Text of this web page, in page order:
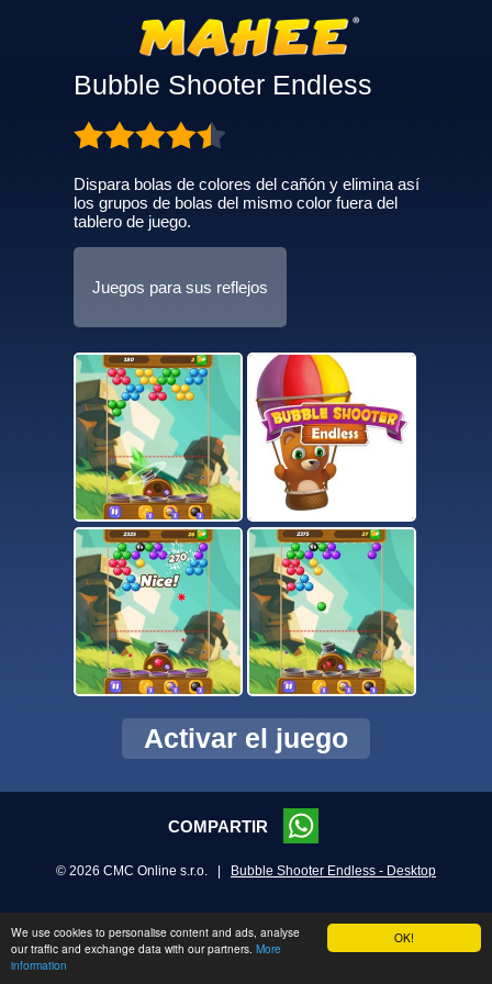
OK!
We use cookies to personalise content and ads, analyse
our traffic and exchange data with our partners. More
information
Bubble Shooter Endless
Dispara bolas de colores del cañón y elimina así
los grupos de bolas del mismo color fuera del
tablero de juego.
Juegos para sus reflejos
Activar el juego
COMPARTIR
© 2026 CMC Online s.r.o. | Bubble Shooter Endless - Desktop